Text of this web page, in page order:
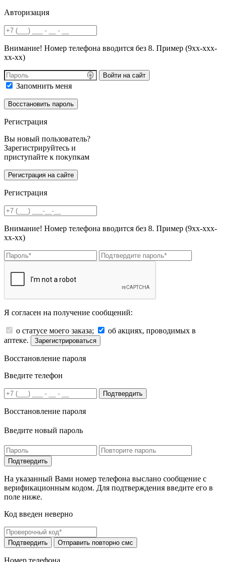
Авторизация
Внимание! Номер телефона вводится без 8. Пример (9хх-ххх-
хх-хх)
Войти на сайт
Запомнить меня
Регистрация
Вы новый пользователь?
Зарегистрируйтесь и
приступайте к покупкам
Регистрация
Внимание! Номер телефона вводится без 8. Пример (9хх-ххх-
хх-хх)
Я согласен на получение сообщений:
о статусе моего заказа;
об акциях, проводимых в
аптеке.
Зарегистрироваться
Восстановление пароля
Введите телефон
Подтвердить
Восстановление пароля
Введите новый пароль
На указанный Вами номер телефона выслано сообщение с
верификационным кодом. Для подтверждения введите его в
поле ниже.
Код введен неверно
Номер телефона